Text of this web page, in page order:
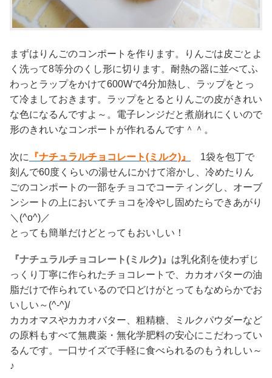
まずはりんごのコンポートを作ります。りんごは皮ごとよ
く洗って8等分のくし形に切ります。耐熱の器に並べてふ
わっとラップをかけて600Wで4分加熱し、ラップをとっ
て冷ましておきます。ラップをとるとりんごの皮がきれい
な色になるんですよ～。電子レンジだと煮崩れにくいので
形のきれいなコンポートが作れるんです＾＾。
次に 『ナチュラルチョコレート(ミルク)』
1袋を包丁で
刻んで60度くらいの湯せんにかけて溶かし、冷めたりん
ごのコンポートの一部をチョコでコーティングし、オーブ
ンシートの上においてチョコを冷やし固めたらできあがり
＼(^o^)／
とっても簡単だけどとってもおいしい！
『ナチュラルチョコレート(ミルク)』 は乳化剤を使わずじ
っくり丁寧に作られたチョコレートで、カカオバターの油
脂だけで作られているので口どけがとってもなめらかでお
いしい～(^-^)/
カカオマスやカカオバター、粗精糖、ミルクパウダーなど
の原料もすべて無農薬・無化学肥料の安心にこだわってい
るんです。一口サイズで手軽に食べられるのもうれしい～
♪